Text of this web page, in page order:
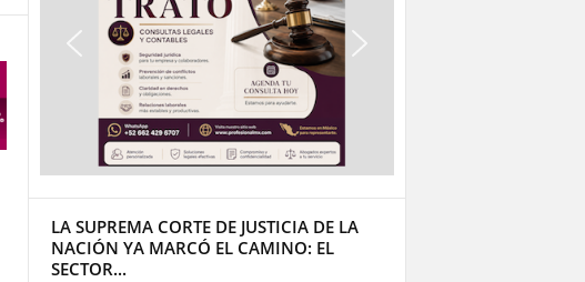
LA SUPREMA CORTE DE JUSTICIA DE LA
NACIÓN YA MARCÓ EL CAMINO: EL
SECTOR...